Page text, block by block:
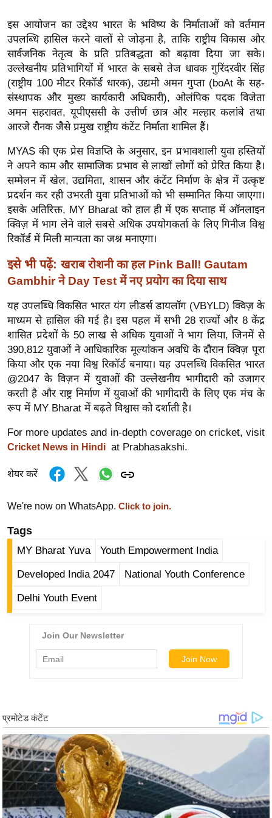
य
त
यं
ग
इं
डि
या
हि
त्य
ज
ग
त
ऑ
व
र्ल्ड
न्यू
ज
ब्री
फ
म
नो
रं
ज
न
ज
त
ली
वु
ड
ली
वु
B
r
e
a
k
i
n
इस आयोजन का उद्देश्य भारत के भविष्य के निर्माताओं को वर्तमान
उपलब्धि हासिल करने वालों से जोड़ना है, ताकि राष्ट्रीय विकास और
सार्वजनिक नेतृत्व के प्रति प्रतिबद्धता को बढ़ावा दिया जा सके।
उल्लेखनीय प्रतिभागियों में भारत के सबसे तेज धावक गुरिंदरवीर सिंह
(राष्ट्रीय 100 मीटर रिकॉर्ड धारक), उद्यमी अमन गुप्ता (boAt के सह-
संस्थापक और मुख्य कार्यकारी अधिकारी), ओलंपिक पदक विजेता
अमन सहरावत, यूपीएससी के उत्तीर्ण छात्र और मल्हार कलांबे तथा
आरजे रौनक जैसे प्रमुख राष्ट्रीय कंटेंट निर्माता शामिल हैं।
MYAS की एक प्रेस विज्ञप्ति के अनुसार, इन प्रभावशाली युवा हस्तियों
ने अपने काम और सामाजिक प्रभाव से लाखों लोगों को प्रेरित किया है।
सम्मेलन में खेल, उद्यमिता, शासन और कंटेंट निर्माण के क्षेत्र में उत्कृष्ट
प्रदर्शन कर रही उभरती युवा प्रतिभाओं को भी सम्मानित किया जाएगा।
इसके अतिरिक्त, MY Bharat को हाल ही में एक सप्ताह में ऑनलाइन
क्विज़ में भाग लेने वाले सबसे अधिक उपयोगकर्ता के लिए गिनीज विश्व
रिकॉर्ड में मिली मान्यता का जश्न मनाएगा।
इसे भी पढ़ें: खराब रोशनी का हल Pink Ball! Gautam
Gambhir ने Day Test में नए प्रयोग का दिया साथ
यह उपलब्धि विकसित भारत यंग लीडर्स डायलॉग (VBYLD) क्विज़ के
माध्यम से हासिल की गई है। इस पहल में सभी 28 राज्यों और 8 केंद्र
शासित प्रदेशों के 50 लाख से अधिक युवाओं ने भाग लिया, जिनमें से
390,812 युवाओं ने आधिकारिक मूल्यांकन अवधि के दौरान क्विज़ पूरा
किया और एक नया विश्व रिकॉर्ड बनाया। यह उपलब्धि विकसित भारत
@2047 के विज़न में युवाओं की उल्लेखनीय भागीदारी को उजागर
करती है और राष्ट्र निर्माण में युवाओं की भागीदारी के लिए एक मंच के
रूप में MY Bharat में बढ़ते विश्वास को दर्शाती है।
For more updates and in-depth coverage on cricket, visit
Cricket News in Hindi at Prabhasakshi.
शेयर करें
We're now on WhatsApp. Click to join.
Tags
MY Bharat Yuva Youth Empowerment India
Developed India 2047 National Youth Conference
Delhi Youth Event